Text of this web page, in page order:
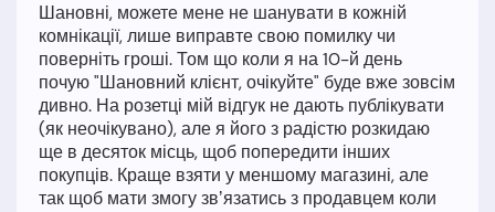
Шановні, можете мене не шанувати в кожній
комнікації, лише виправте свою помилку чи
поверніть гроші. Том що коли я на 10-й день
почую "Шановний клієнт, очікуйте" буде вже зовсім
дивно. На розетці мій відгук не дають публікувати
(як неочікувано), але я його з радістю розкидаю
ще в десяток місць, щоб попередити інших
покупців. Краще взяти у меншому магазині, але
так щоб мати змогу звʼязатись з продавцем коли